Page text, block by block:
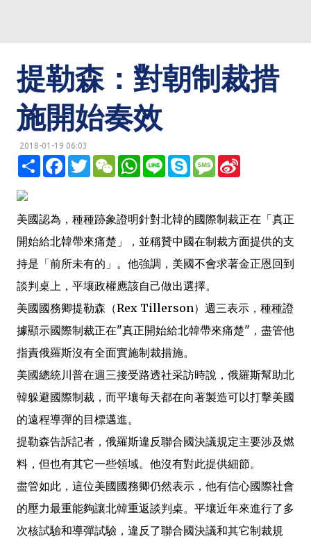
提勒森：對朝制裁措
施開始奏效
2018-01-19 06:03
分
享
F
a
o
k
T
w
e
r
W
t
W
h
A
p
p
L
S
M
e
g
e
e
i
b
o
美國認為，種種跡象證明針對北韓的國際制裁正在「真正
開始給北韓帶來痛楚」，並稱贊中國在制裁方面提供的支
持是「前所未有的」。他強調，美國不會求著金正恩回到
談判桌上，平壤政權應該自己做出選擇。
美國國務卿提勒森（Rex Tillerson）週三表示，種種證
據顯示國際制裁正在"真正開始給北韓帶來痛楚"，盡管他
指責俄羅斯沒有全面實施制裁措施。
美國總統川普在週三接受路透社采訪時說，俄羅斯幫助北
韓躲避國際制裁，而平壤每天都在向著製造可以打擊美國
的遠程導彈的目標邁進。
提勒森告訴記者，俄羅斯違反聯合國決議規定主要涉及燃
料，但也有其它一些領域。他沒有對此提供細節。
盡管如此，這位美國國務卿仍然表示，他有信心國際社會
的壓力最重能夠讓北韓重返談判桌。平壤近年來進行了多
次核試驗和導彈試驗，違反了聯合國決議和其它制裁規